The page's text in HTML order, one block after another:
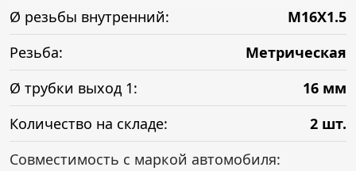
Ø резьбы внутренний:
M16X1.5
Резьба:
Метрическая
Ø трубки выход 1:
16 мм
Количество на складе:
2 шт.
Совместимость с маркой автомобиля: